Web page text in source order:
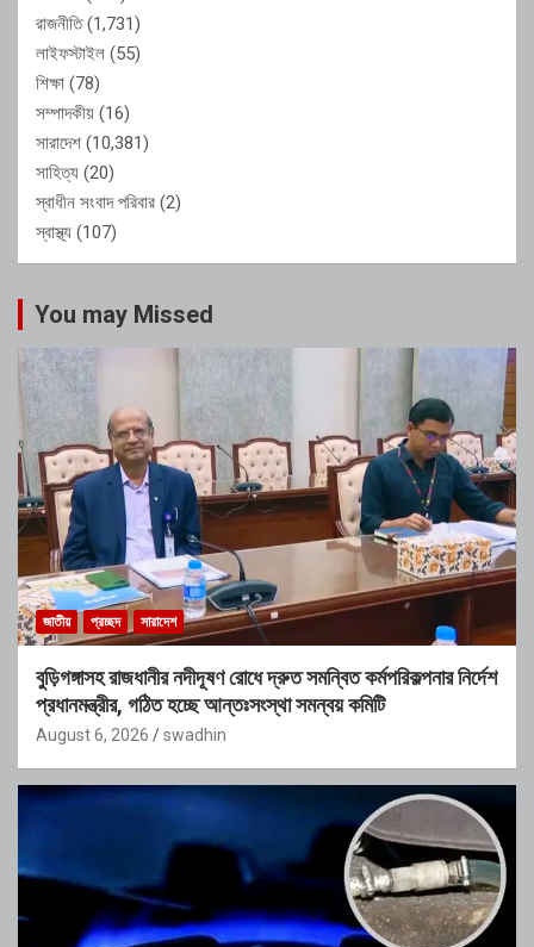
রাজনীতি(1,731)
লাইফস্টাইল (55)
শিক্ষা (78)
সম্পাদকীয় (16)
সারাদেশ (10,381)
সাহিত্য (20)
স্বাধীন সংবাদ পরিবার (2)
স্বাস্থ্য (107)
You may Missed
জাতীয় প্রচ্ছদ সারাদেশ
বুড়িগঙ্গাসহ রাজধানীর নদীদূষণ রোধে দ্রুত সমন্বিত কর্মপরিকল্পনার নির্দেশ
প্রধানমন্ত্রীর, গঠিত হচ্ছে আন্তঃসংস্থা সমন্বয় কমিটি
August 6, 2026 swadhin